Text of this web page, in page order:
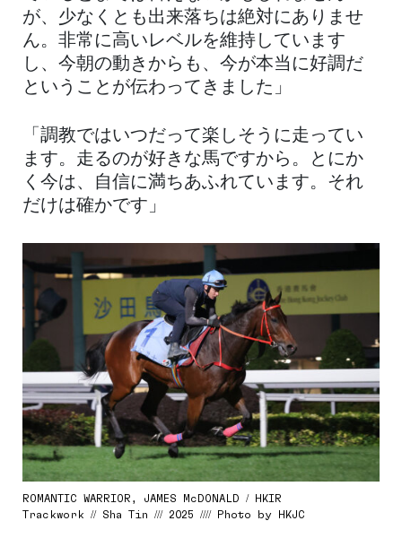
が、少なくとも出来落ちは絶対にありませ
ん。非常に高いレベルを維持しています
し、今朝の動きからも、今が本当に好調だ
ということが伝わってきました」
「調教ではいつだって楽しそうに走ってい
ます。走るのが好きな馬ですから。とにか
く今は、自信に満ちあふれています。それ
だけは確かです」
ROMANTIC WARRIOR, JAMES McDONALD / HKIR
Trackwork // Sha Tin /// 2025 //// Photo by HKJC